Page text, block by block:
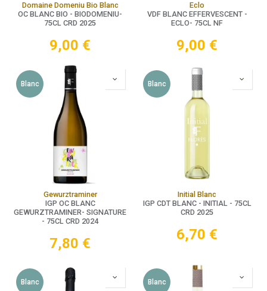
Domaine Domeniu Bio Blanc
OC BLANC BIO - BIODOMENIU-
75CL CRD 2025
9,00 €
Eclo
VDF BLANC EFFERVESCENT -
ECLO- 75CL NF
9,00 €
Blanc
Gewurztraminer
IGP OC BLANC
GEWURZTRAMINER- SIGNATURE
- 75CL CRD 2024
7,80 €
Blanc
Initial Blanc
IGP CDT BLANC - INITIAL - 75CL
CRD 2025
6,70 €
Blanc Blanc